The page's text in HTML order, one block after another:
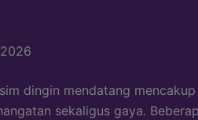
dingin mendatang
sekaligus gaya.